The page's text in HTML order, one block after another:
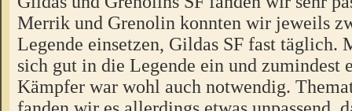
Merrik und Grenolin konnten wir jeweils
Legende einsetzen, Gildas SF fast täglich.
sich gut in die Legende ein und zumindest
Kämpfer war wohl auch notwendig.